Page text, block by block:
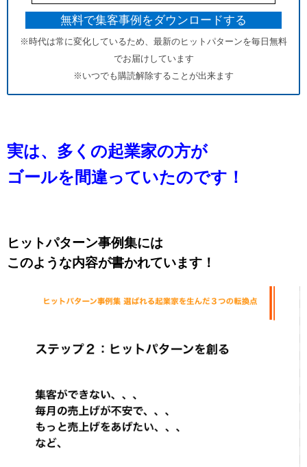
※時代は常に変化しているため、最新のヒットパターンを毎日無料
でお届けしています
※いつでも購読解除することが出来ます
実は、多くの起業家の方が
ゴールを間違っていたのです！
ヒットパターン事例集には
このような内容が書かれています！